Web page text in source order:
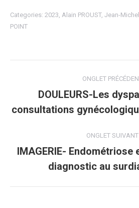
Categories: 2023 Alain PROUST, Jean-
POINT
commentaire
ONGLET
Onglet
DOULEURS-Les
consultations
ONGLET SUIVANT
Onglet
suivant
IMAGERIE- Endométriose
diagnostic au